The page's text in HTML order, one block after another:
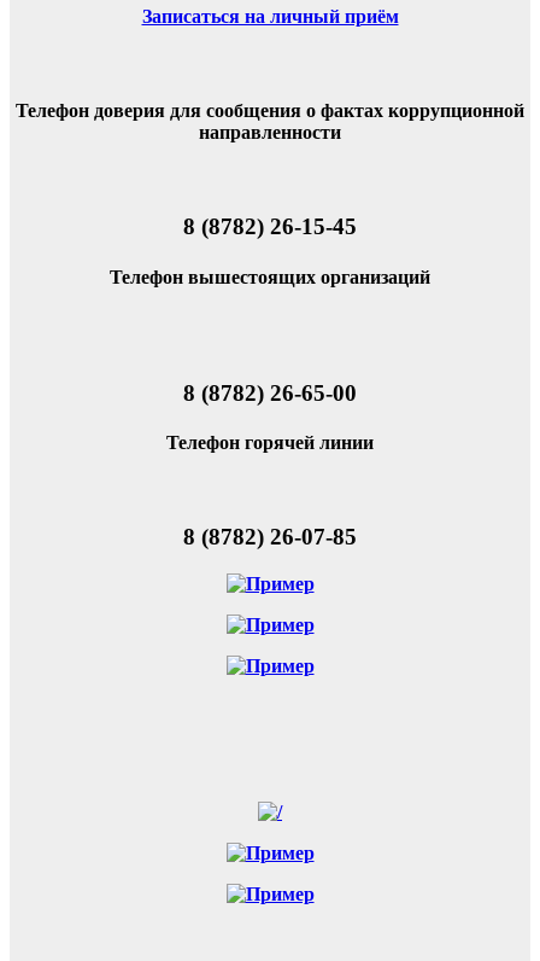
Записаться на личный приём
Телефон доверия для сообщения о фактах коррупционной
направленности
8 (8782) 26-15-45
Телефон вышестоящих организаций
8 (8782) 26-65-00
Телефон горячей линии
8 (8782) 26-07-85